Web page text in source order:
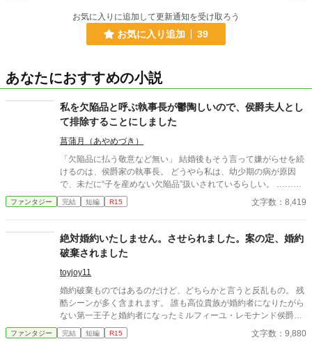
お気に入りに追加して更新通知を受け取ろう
お気に入り追加 39
あなたにおすすめの小説
私を欠陥品と呼ぶ執事長が鬱陶しいので、侯爵夫人とし
て排除することにしました
菖蒲月（あやめづき）
「欠陥品に払う敬意など無い」 結婚後もそう言って嫌がらせを続
けるのは、侯爵家の執事長。 どうやら私は、幼少期の病が原因
で、未だに“子を産めない欠陥品”扱いされているらしい。 ……で
も。 正式に侯爵夫人となった今、その態度は見過ごせませんわ
ね。 証拠も揃ったことですし、そろそろ排除を始めましょうか。
＿＿＿＿＿＿＿＿＿＿＿＿＿＿＿＿＿＿＿＿＿＿＿＿＿＿＿ こち
らの作品は「小説家になろう」にも投稿しています。
ファンタジー 完結 短編 R15 文字数：8,419
絶対婚約いたしません。させられました。案の定、婚約
破棄されました
toyjoy11
婚約破棄ものではあるのだけど、どちらかと言うと反乱もの。 残
酷シーンが多く含まれます。 誰も高位貴族が婚約者になりたがら
ない第一王子と婚約者になったミルフィーユ・レモナンド侯爵令
嬢。 両親に 「絶対アレと婚約しません。もしも、させるんでした
ら、私は、クーデターを起こしてやります。」 と宣言した彼女は
ファンタジー 完結 短編 R15 文字数：9,880